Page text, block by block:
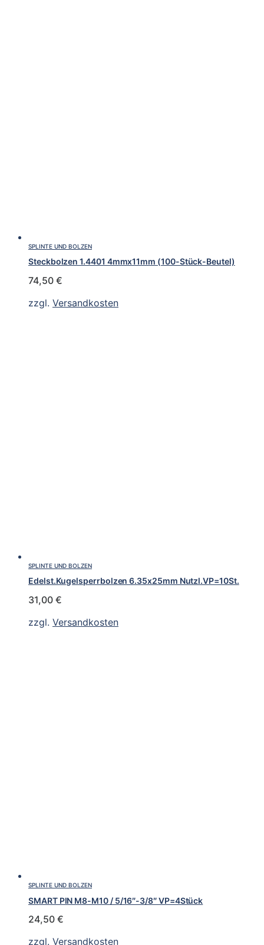
SPLINTE UND BOLZEN
Steckbolzen 1.4401 4mmx11mm (100-Stück-Beutel)
74,50 €
zzgl. Versandkosten
SPLINTE UND BOLZEN
Edelst.Kugelsperrbolzen 6.35x25mm Nutzl.VP=10St.
31,00 €
zzgl. Versandkosten
SPLINTE UND BOLZEN
SMART PIN M8-M10 / 5/16″-3/8″ VP=4Stück
24,50 €
zzgl. Versandkosten